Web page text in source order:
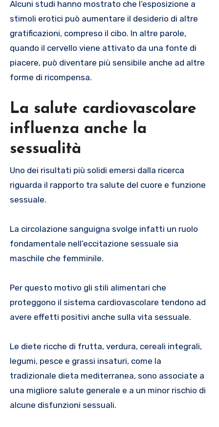
Alcuni studi hanno mostrato che l’esposizione a
stimoli erotici può aumentare il desiderio di altre
gratificazioni, compreso il cibo. In altre parole,
quando il cervello viene attivato da una fonte di
piacere, può diventare più sensibile anche ad altre
forme di ricompensa.
La salute cardiovascolare
influenza anche la
sessualità
Uno dei risultati più solidi emersi dalla ricerca
riguarda il rapporto tra salute del cuore e funzione
sessuale.
La circolazione sanguigna svolge infatti un ruolo
fondamentale nell’eccitazione sessuale sia
maschile che femminile.
Per questo motivo gli stili alimentari che
proteggono il sistema cardiovascolare tendono ad
avere effetti positivi anche sulla vita sessuale.
Le diete ricche di frutta, verdura, cereali integrali,
legumi, pesce e grassi insaturi, come la
tradizionale dieta mediterranea, sono associate a
una migliore salute generale e a un minor rischio di
alcune disfunzioni sessuali.